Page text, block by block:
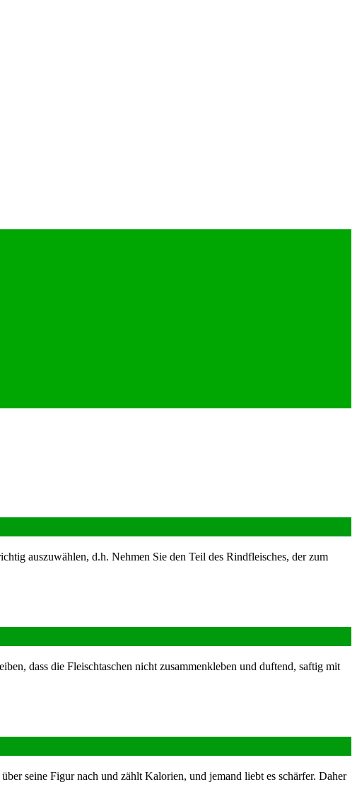
auszuwählen, d.h. Nehmen Sie den Teil des Rindfleisches, der zum
dass die Fleischtaschen nicht zusammenkleben und duftend, saftig mit
seine Figur nach und zählt Kalorien, und jemand liebt es schärfer. Daher